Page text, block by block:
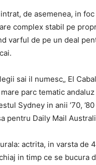
de asemenea, in foc
complex stabil pe
varful de pe un deal
sai il numesc„ El
parc tematic
Sydney in anii ’70, ’80
pentru Daily Mail
actrita, in varsta de
in timp ce se bucura